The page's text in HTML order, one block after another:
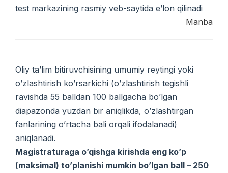
test markazining rasmiy veb-saytida e’lon qilinadi
Manba
Oliy ta’lim bitiruvchisining umumiy reytingi yoki
o’zlashtirish ko’rsarkichi (o’zlashtirish tegishli
ravishda 55 balldan 100 ballgacha bo’lgan
diapazonda yuzdan bir aniqlikda, o’zlashtirgan
fanlarining o’rtacha bali orqali ifodalanadi)
aniqlanadi.
Magistraturaga o’qishga kirishda eng ko’p
(maksimal) to’planishi mumkin bo’lgan ball – 250